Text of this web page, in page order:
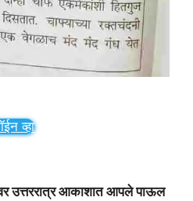
व्हा
उत्तररात्र आकाशात आपले पाऊल